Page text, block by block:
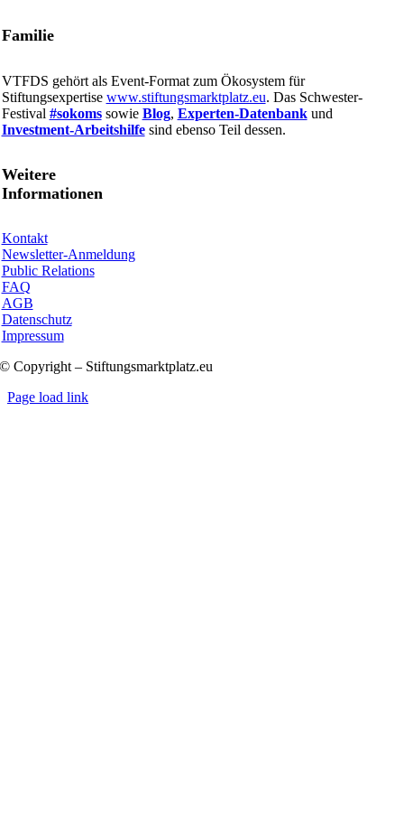
Familie
VTFDS gehört als Event-Format zum Ökosystem für
Stiftungsexpertise www.stiftungsmarktplatz.eu. Das Schwester-
Festival #sokomssowie Blog, Experten-Datenbankund
Investment-Arbeitshilfesind ebenso Teil dessen.
Weitere
Informationen
Kontakt
Newsletter-Anmeldung
Public Relations
FAQ
AGB
Datenschutz
Impressum
© Copyright – Stiftungsmarktplatz.eu
Page load link